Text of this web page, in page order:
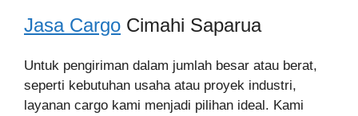
Jasa Cargo Cimahi Saparua
Untuk pengiriman dalam jumlah besar atau berat,
seperti kebutuhan usaha atau proyek industri,
layanan cargo kami menjadi pilihan ideal. Kami